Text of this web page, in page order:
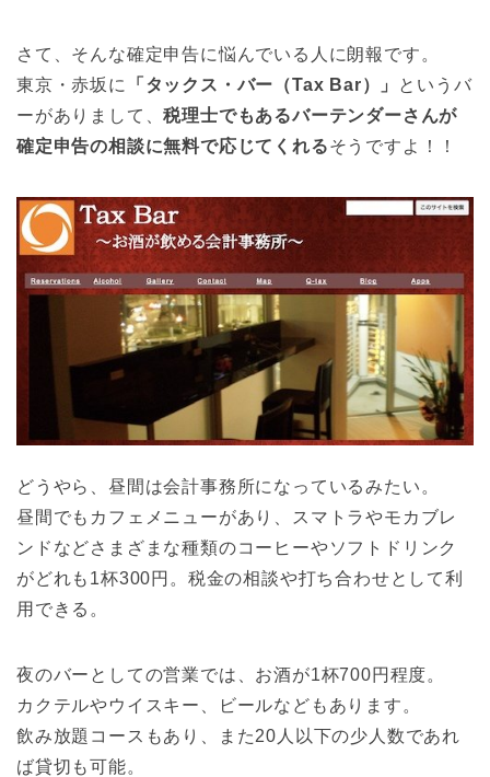
さて、そんな確定申告に悩んでいる人に朗報です。
東京・赤坂に
「タックス・バー（Tax Bar）」
というバ
ーがありまして、税理士でもあるバーテンダーさんが
確定申告の相談に無料で応じてくれるそうですよ！！
どうやら、昼間は会計事務所になっているみたい。
昼間でもカフェメニューがあり、スマトラやモカブレ
ンドなどさまざまな種類のコーヒーやソフトドリンク
がどれも1杯300円。税金の相談や打ち合わせとして利
用できる。
夜のバーとしての営業では、お酒が1杯700円程度。
カクテルやウイスキー、ビールなどもあります。
飲み放題コースもあり、また20人以下の少人数であれ
ば貸切も可能。